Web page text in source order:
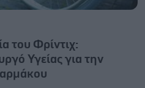
του Φρίντιχ:
Υγείας για την